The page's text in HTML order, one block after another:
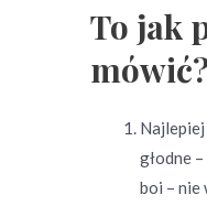
To jak
Najlepiej
głodne
boi – nie